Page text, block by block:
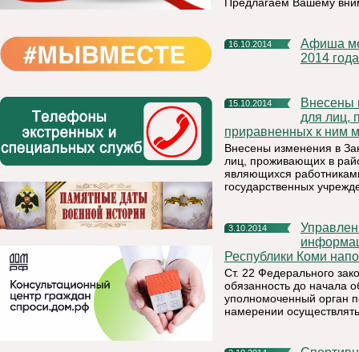
16.10.2014
Афиша мероприятий, которые будут проведены в ноябре
2014
15.10.2014
Внесены изменения в Закон РК «О гарантиях и компенсациях
для лиц,
приравненных к ним
Внесены изменения в
лиц, проживающих в
являющихся
государственных
3.10.2014
Управление Федеральной службы по надзору в сфере связи,
Республики Коми
Ст. 22 Федерального
обязанность до начала
уполномоченный орган
намерении